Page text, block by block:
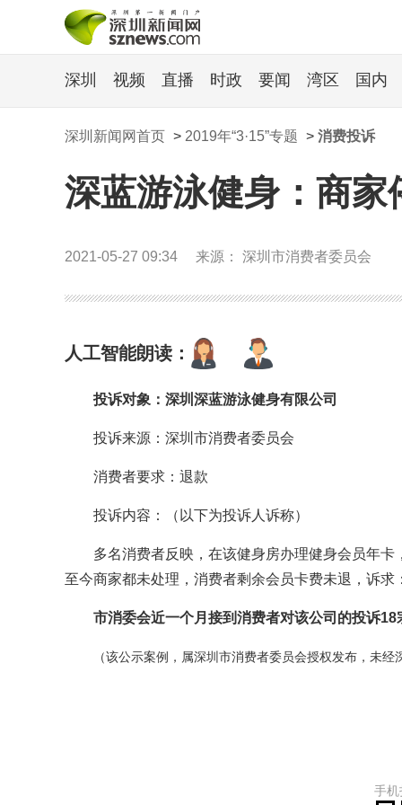
深圳 视频 直播 时政 要闻 湾区 国内
深圳新闻网首页 > 2019年“3·15”专题 > 消费投诉
深蓝游泳健身：商家
2021-05-27 09:34 来源： 深圳市消费者委员会
人工智能朗读：
投诉对象：深圳深蓝游泳健身有限公司
投诉来源：深圳市消费者委员会
消费者要求：退款
投诉内容：（以下为投诉人诉称）
多名消费者反映，在该健身房办理健身会员年
至今商家都未处理，消费者剩余会员卡费未退，诉求
市消委会近一个月接到消费者对该公司的投诉18
（该公示案例，属深圳市消费者委员会授权发布，未
手